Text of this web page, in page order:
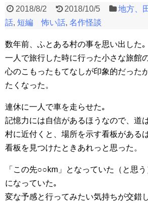
2018/8/2 2018/10/5
地方、
話, 短編 怖い話, 名作怪談
数年前、ふとある村の事を思い出した｡
一人で旅行した時に行った小さな旅館
心のこもったもてなしが印象的だった
たくなった。
連休に一人で車を走らせた｡
記憶力には自信があるほうなので、道
村に近付くと、場所を示す看板がある
看板を見つけたときあれっと思った。
「この先○○km」となっていた（と思う
になっていた｡
変な予感と行ってみたい気持ちが交錯